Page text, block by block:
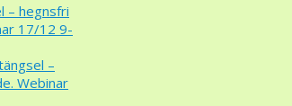
– hegnsfri
17/12 9-
–
Webinar